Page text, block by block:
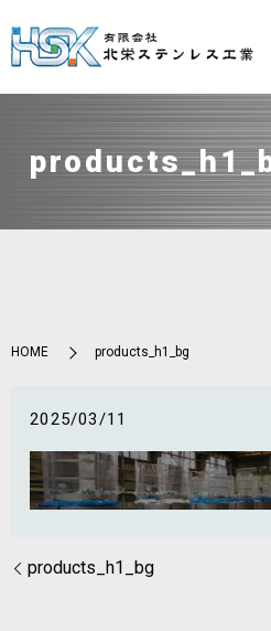
HOME products_h1_bg
2025/03/11
products_h1_bg